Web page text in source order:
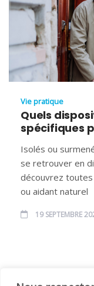
Vie pratique
Quels
spécifiques
Isolés ou
se retrouver en
découvrez toutes
ou aidant naturel
19 SEPTEMBRE